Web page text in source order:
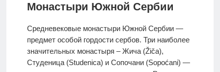
Монастыри Южной Сербии
Средневековые монастыри Южной Сербии —
предмет особой гордости сербов. Три наиболее
значительных монастыря – Жича (Žiča),
Студеница (Studenica) и Сопочани (Sopoćani) —